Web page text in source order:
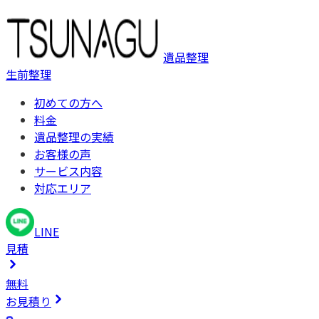
遺品整理
生前整理
初めての方へ
料金
遺品整理の実績
お客様の声
サービス内容
対応エリア
LINE
見積
無料
お見積り